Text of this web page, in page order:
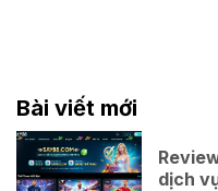
Bài viết mới
dịch